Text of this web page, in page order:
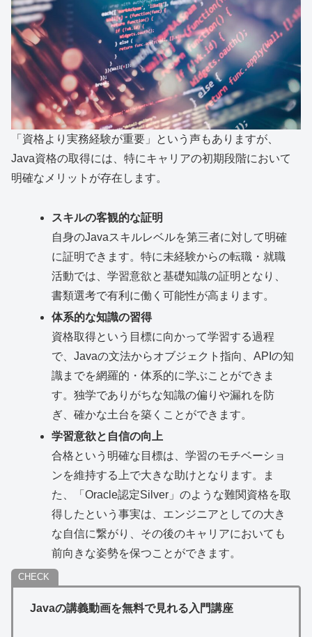
「資格より実務経験が重要」という声もありますが、
Java資格の取得には、特にキャリアの初期段階において
明確なメリットが存在します。
スキルの客観的な証明
自身のJavaスキルレベルを第三者に対して明確
に証明できます。特に未経験からの転職・就職
活動では、学習意欲と基礎知識の証明となり、
書類選考で有利に働く可能性が高まります。
体系的な知識の習得
資格取得という目標に向かって学習する過程
で、Javaの文法からオブジェクト指向、APIの知
識までを網羅的・体系的に学ぶことができま
す。独学でありがちな知識の偏りや漏れを防
ぎ、確かな土台を築くことができます。
学習意欲と自信の向上
合格という明確な目標は、学習のモチベーショ
ンを維持する上で大きな助けとなります。ま
た、「Oracle認定Silver」のような難関資格を取
得したという事実は、エンジニアとしての大き
な自信に繋がり、その後のキャリアにおいても
前向きな姿勢を保つことができます。
Javaの講義動画を無料で見れる入門講座